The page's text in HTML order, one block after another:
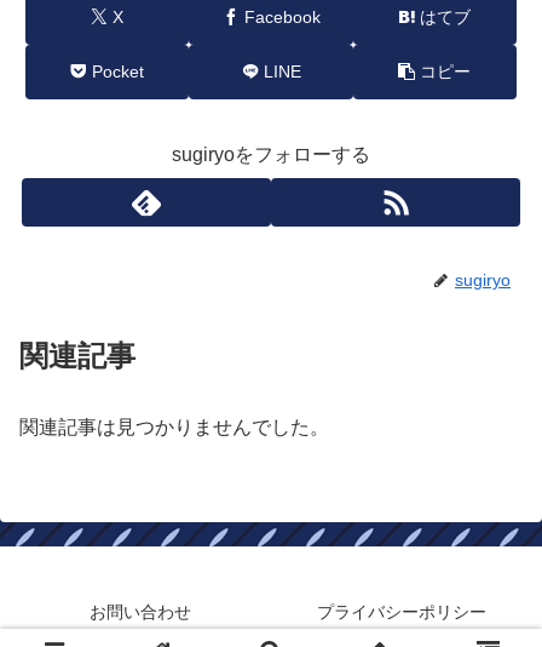
X Facebook はてブ
Pocket LINE コピー
sugiryoをフォローする
sugiryo
関連記事
関連記事は見つかりませんでした。
お問い合わせ プライバシーポリシー